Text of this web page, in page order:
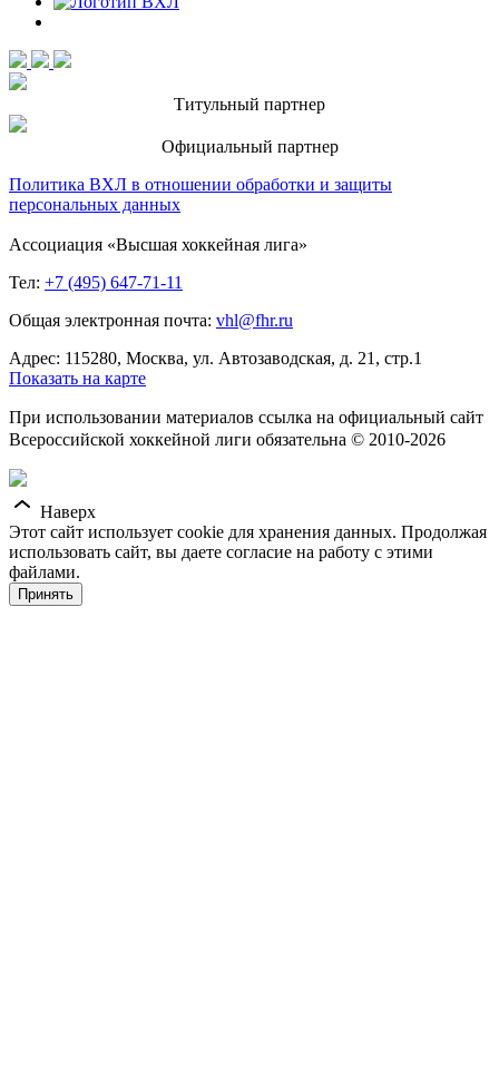
Титульный партнер
Официальный партнер
Политика ВХЛ в отношении обработки и защиты
персональных данных
Ассоциация «Высшая хоккейная лига»
Тел: +7 (495) 647-71-11
Общая электронная почта: vhl@fhr.ru
Адрес: 115280, Москва, ул. Автозаводская, д. 21, стр.1
Показать на карте
При использовании материалов ссылка на официальный сайт
Всероссийской хоккейной лиги обязательна © 2010-2026
Наверх
Этот сайт использует cookie для хранения данных. Продолжая
использовать сайт, вы даете согласие на работу с этими
файлами.
Принять